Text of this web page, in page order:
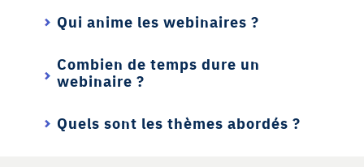
Qui anime les webinaires ?
Combien de temps dure un
webinaire ?
Quels sont les thèmes abordés ?